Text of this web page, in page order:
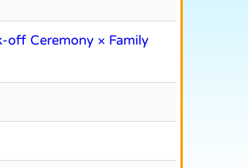
off Ceremony × Family